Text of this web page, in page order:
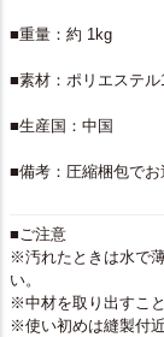
■重量：約 1kg
■素材：ポリエステル
■生産国：中国
■備考：圧縮梱包でお
■ご注意
※汚れたときは水で
い。
※中材を取り出すこ
※使い初めは縫製付